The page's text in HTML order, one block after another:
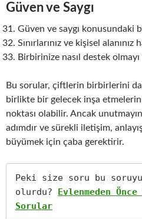
Güven ve Saygı
Güven ve saygı konusundaki
Sınırlarınız ve kişisel
Birbirinize nasıl destek
Bu sorular, çiftlerin birbirlerini
birlikte bir gelecek inşa
noktası olabilir. Ancak
adımdır ve sürekli iletişim,
büyümek için çaba gerektirir.
Peki size soru bu
olurdu? Evlenmeden
Sorular